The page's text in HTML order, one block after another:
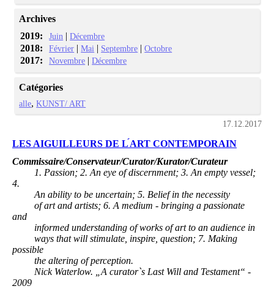
Archives
2019:
Juin |Décembre
2018: Février |Mai | Septembre |Octobre
2017: Novembre |Décembre
Catégories
alle KUNST/ ART
17.12.2017
LES AIGUILLEURS DE L ́ART CONTEMPORAIN
Commissaire/Conservateur/Curator/Kurator/Curateur
1. Passion; 2. An eye of discernment; 3. An empty vessel;
4.
An ability to be uncertain; 5. Belief in the necessity
of art and artists; 6. A medium - bringing a passionate
and
informed understanding of works of art to an audience in
ways that will stimulate, inspire, question; 7. Making
possible
the altering of perception.
Nick Waterlow. „A curator`s Last Will and Testament“ -
2009